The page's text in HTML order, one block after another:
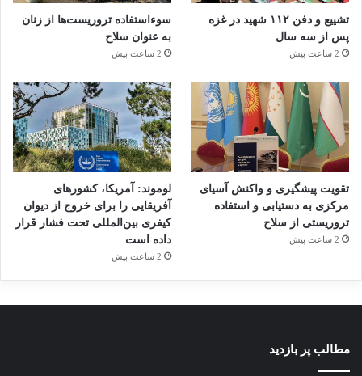
تشییع و دفن ۱۱۲ شهید در غزه
پس از سه سال
2 ساعت پیش
سوءاستفاده تروریست‌ها از زنان
به عنوان سلاح
2 ساعت پیش
تقویت پیشگیری و واکنش آسیای
مرکزی به دستیابی و استفاده
تروریستی از سلاح
2 ساعت پیش
لوموند: آمریکا، کشورهای
آفریقایی را برای خروج از دیوان
کیفری بین‌المللی تحت فشار قرار
داده است
2 ساعت پیش
مطالب پر بازدید